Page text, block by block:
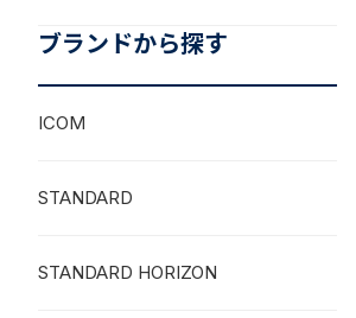
ブランドから探す
ICOM
STANDARD
STANDARD HORIZON